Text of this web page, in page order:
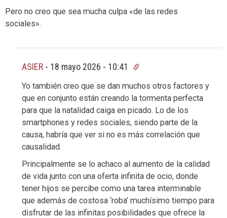
Pero no creo que sea mucha culpa «de las redes
sociales».
ASIER - 18 mayo 2026 - 10:41
Yo también creo que se dan muchos otros factores y
que en conjunto están creando la tormenta perfecta
para que la natalidad caiga en picado. Lo de los
smartphones y redes sociales, siendo parte de la
causa, habría que ver si no es más correlación que
causalidad.
Principalmente se lo achaco al aumento de la calidad
de vida junto con una oferta infinita de ocio, donde
tener hijos se percibe como una tarea interminable
que además de costosa ‘roba’ muchísimo tiempo para
disfrutar de las infinitas posibilidades que ofrece la